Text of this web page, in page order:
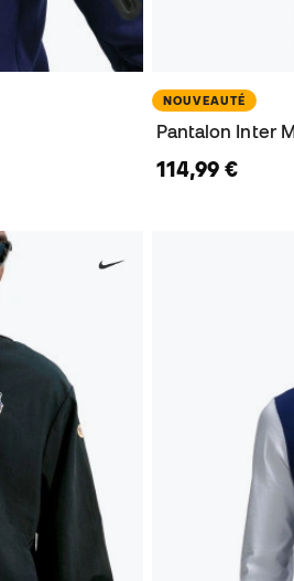
NOUVEAUTÉ
Pantalon Inter
114,99 €